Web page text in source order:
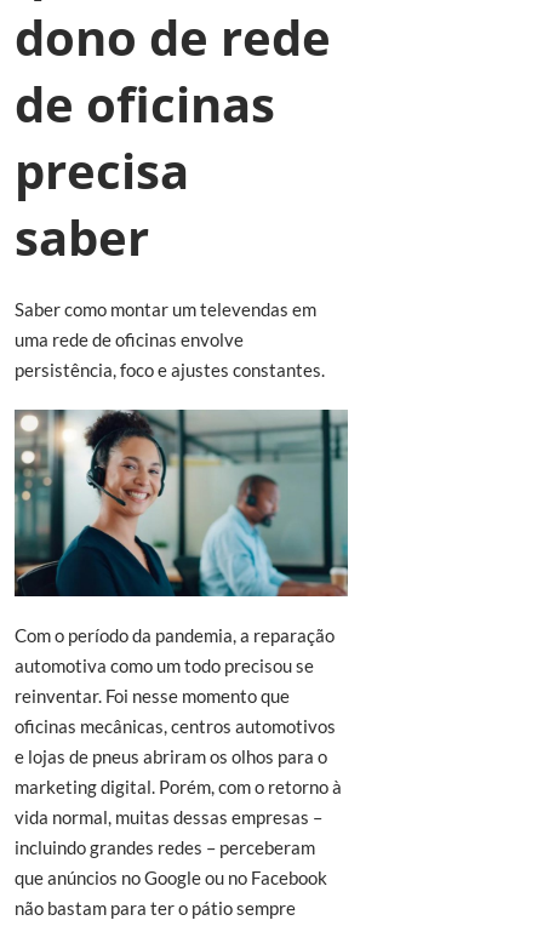
dono de rede
de oficinas
precisa
saber
Saber como montar um televendas em
uma rede de oficinas envolve
persistência, foco e ajustes constantes.
Com o período da pandemia, a reparação
automotiva como um todo precisou se
reinventar. Foi nesse momento que
oficinas mecânicas, centros automotivos
e lojas de pneus abriram os olhos para o
marketing digital. Porém, com o retorno à
vida normal, muitas dessas empresas –
incluindo grandes redes – perceberam
que anúncios no Google ou no Facebook
não bastam para ter o pátio sempre